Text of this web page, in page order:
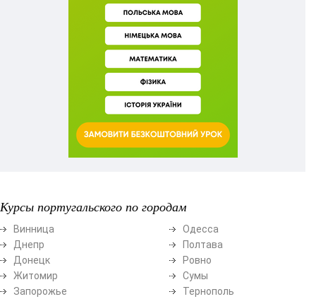
Курсы португальского по городам
Винница
Днепр
Донецк
Житомир
Запорожье
Одесса
Полтава
Ровно
Сумы
Тернополь